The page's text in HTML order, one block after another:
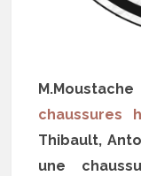
chaussures
Thibault,
une